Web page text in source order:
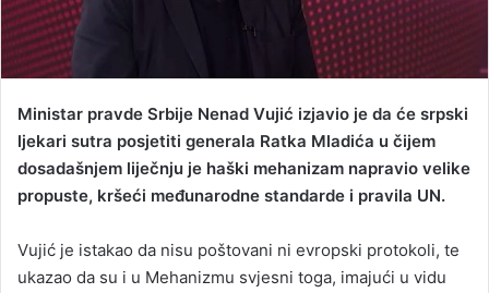
Ministar pravde Srbije Nenad Vujić izjavio je da će srpski
ljekari sutra posjetiti generala Ratka Mladića u čijem
dosadašnjem liječnju je haški mehanizam napravio velike
propuste, kršeći međunarodne standarde i pravila UN.
Vujić je istakao da nisu poštovani ni evropski protokoli, te
ukazao da su i u Mehanizmu svjesni toga, imajući u vidu